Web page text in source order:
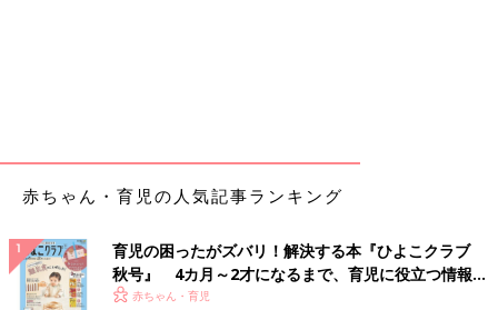
赤ちゃん・育児の人気記事ランキング
育児の困ったがズバリ！解決する本『ひよこクラブ
秋号』 4カ月～2才になるまで、育児に役立つ情報が
いっぱい！
赤ちゃん・育児